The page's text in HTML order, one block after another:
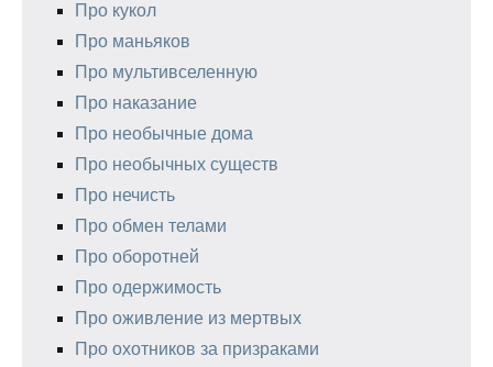
Про кукол
Про маньяков
Про мультивселенную
Про наказание
Про необычные дома
Про необычных существ
Про нечисть
Про обмен телами
Про оборотней
Про одержимость
Про оживление из мертвых
Про охотников за призраками